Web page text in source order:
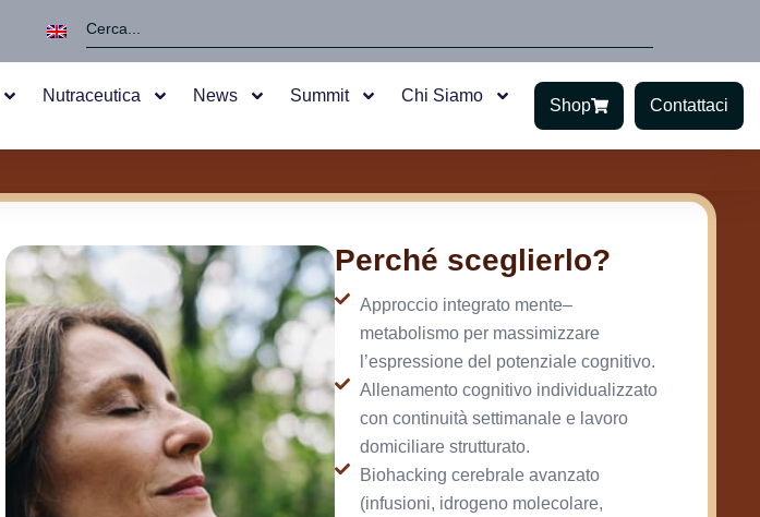
Nutraceutica News Summit Chi Siamo
Shop Contattaci
Perché sceglierlo?
Approccio integrato mente–
metabolismo per massimizzare
l’espressione del potenziale cognitivo.
Allenamento cognitivo individualizzato
con continuità settimanale e lavoro
domiciliare strutturato.
Biohacking cerebrale avanzato
(infusioni, idrogeno molecolare,